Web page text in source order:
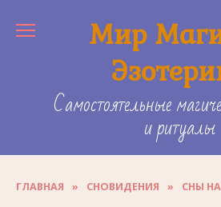
Мир
Самостоятельные
и ритуалы
ГЛАВНАЯ » СНОВИДЕНИЯ » СНЫ